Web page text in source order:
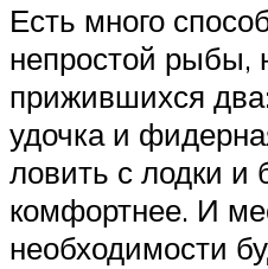
Есть много
непростой рыбы,
прижившихся
удочка и
ловить с лодки и
комфортнее. И
необходимости